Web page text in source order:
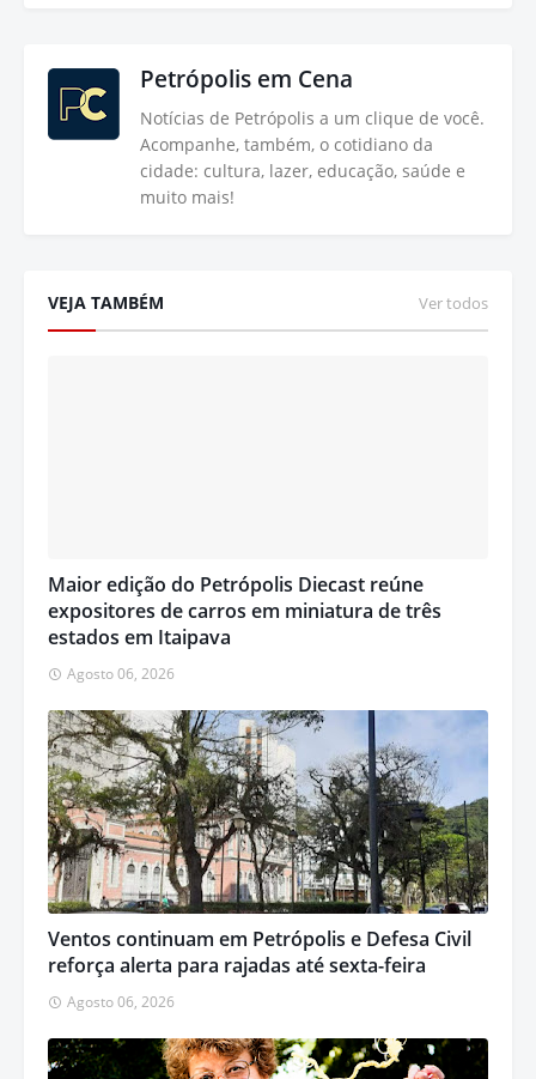
Petrópolis em Cena
Notícias de Petrópolis a um clique de você.
Acompanhe, também, o cotidiano da
cidade: cultura, lazer, educação, saúde e
muito mais!
VEJA TAMBÉM Ver todos
Maior edição do Petrópolis Diecast reúne
expositores de carros em miniatura de três
estados em Itaipava
Agosto 06, 2026
Ventos continuam em Petrópolis e Defesa Civil
reforça alerta para rajadas até sexta-feira
Agosto 06, 2026